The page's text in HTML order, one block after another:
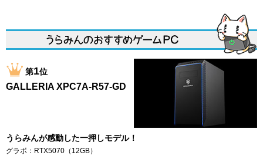
第1位
GALLERIA XPC7A-R57-GD
うらみんが感動した一押しモデル！
グラボ：RTX5070（12GB）